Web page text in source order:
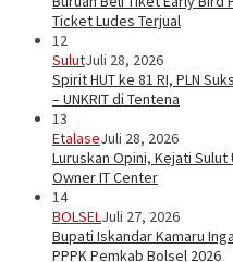
Ticket Ludes Terjual
12
SulutJuli 28, 2026
Spirit HUT ke 81 RI, PLN
– UNKRIT di Tentena
13
EtalaseJuli 28, 2026
Luruskan Opini, Kejati Sulut
Owner IT Center
14
BOLSELJuli 27, 2026
Bupati Iskandar Kamaru
PPPK Pemkab Bolsel 2026